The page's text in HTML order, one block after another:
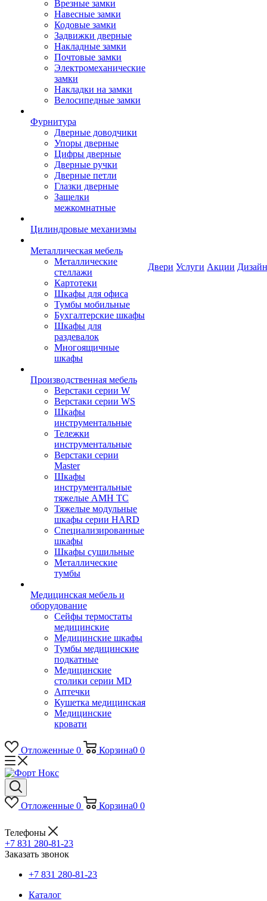
Врезные замки
Навесные замки
Кодовые замки
Задвижки дверные
Накладные замки
Почтовые замки
Электромеханические
замки
Накладки на замки
Велосипедные замки
Фурнитура
Дверные доводчики
Упоры дверные
Цифры дверные
Дверные ручки
Дверные петли
Глазки дверные
Защелки
межкомнатные
Цилиндровые механизмы
Металлическая мебель
Металлические
стеллажи
Картотеки
Шкафы для офиса
Тумбы мобильные
Бухгалтерские шкафы
Шкафы для
раздевалок
Многоящичные
шкафы
Производственная мебель
Верстаки серии W
Верстаки серии WS
Шкафы
инструментальные
Тележки
инструментальные
Верстаки серии
Master
Шкафы
инструментальные
тяжелые AMH TC
Тяжелые модульные
шкафы серии HARD
Cпециализированные
шкафы
Шкафы сушильные
Металлические
тумбы
Медицинская мебель и
оборудование
Сейфы термостаты
медицинские
Медицинские шкафы
Тумбы медицинские
подкатные
Медицинские
столики серии MD
Аптечки
Кушетка медицинская
Медицинские
кровати
Двери Услуги Акции
Отложенные 0 Корзина0 0
Отложенные 0 Корзина0 0
Телефоны
+7 831 280-81-23
Заказать звонок
+7 831 280-81-23
Каталог